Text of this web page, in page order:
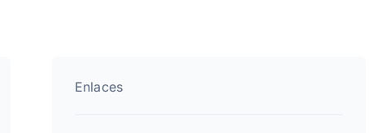
Enlaces